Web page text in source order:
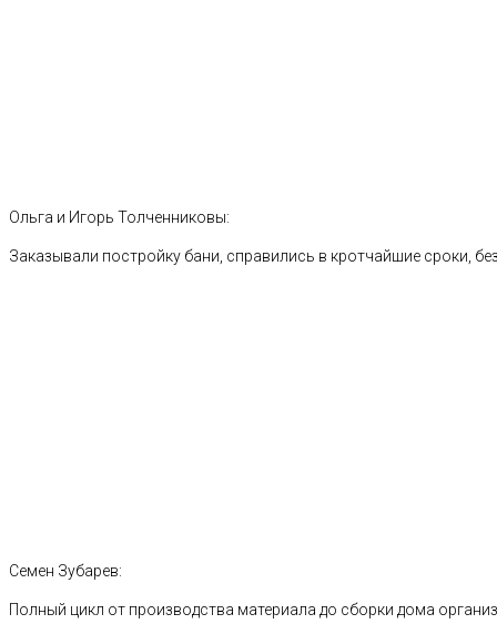
Ольга и Игорь Толченниковы:
Заказывали постройку бани, справились в кротчайшие сроки,
Семен Зубарев:
Полный цикл от производства материала до сборки дома